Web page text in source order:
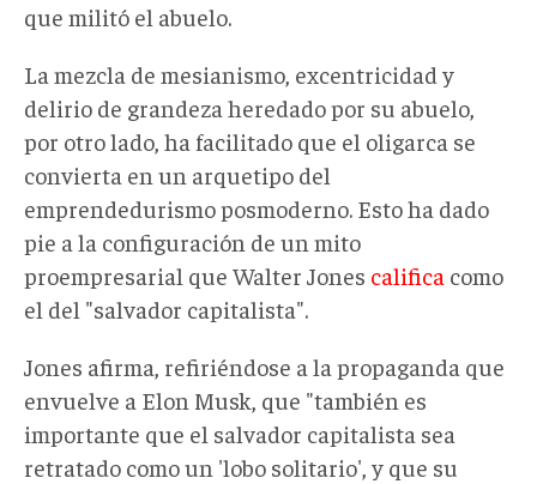
que militó el abuelo.
La mezcla de mesianismo, excentricidad y
delirio de grandeza heredado por su abuelo,
por otro lado, ha facilitado que el oligarca se
convierta en un arquetipo del
emprendedurismo posmoderno. Esto ha dado
pie a la configuración de un mito
proempresarial que Walter Jones califica como
el del "salvador capitalista".
Jones afirma, refiriéndose a la propaganda que
envuelve a Elon Musk, que "también es
importante que el salvador capitalista sea
retratado como un 'lobo solitario', y que su